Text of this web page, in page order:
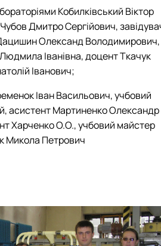
Кобилківський Віктор
Дмитро Сергійович,
Олександ Володимирович,
Іванівна, доцент Ткачук
Іванович;
Іван Васильович,учбовий
асистент Мартиненко Олександр
Харченко О.О.,учбовий майстер
Микола Петрович